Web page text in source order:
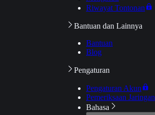
Riwayat Tontonan
Bantuan dan Lainnya
Bantuan
Blog
Pengaturan
Pengaturan Akun
Pemeriksaan Jaringan
Bahasa